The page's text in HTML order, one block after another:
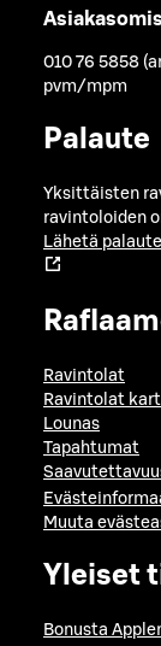
010 76 5858
pvm/mpm
Palaute
Yksittäisten
ravintoloiden
Lähetä
Ravintolat
Ravintolat
Lounas
Tapahtumat
Muuta
Yleiset
Bonusta